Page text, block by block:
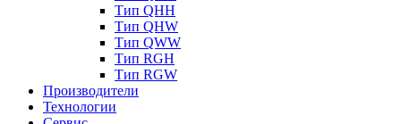
Тип QHH
Тип QHW
Тип QWW
Тип RGH
Тип RGW
Производители
Технологии